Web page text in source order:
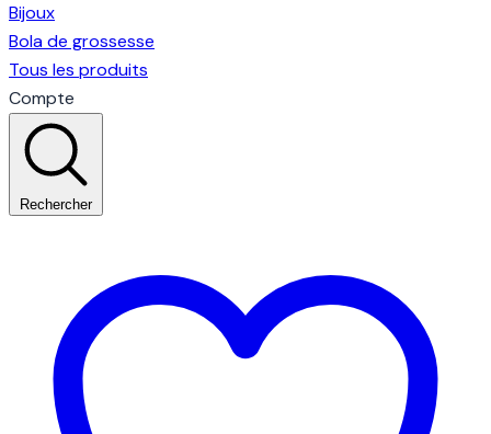
Bijoux
Bola de grossesse
Tous les produits
Compte
Rechercher